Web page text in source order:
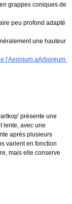
grappes coniques de
peu profond adapté
une hauteur
l'Aeonium aArboreum
présente une
lente, avec une
après plusieurs
varient en fonction
mais elle conserve